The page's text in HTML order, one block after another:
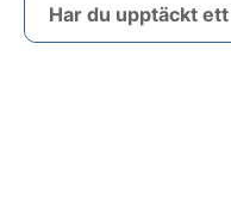
Har du upptäckt